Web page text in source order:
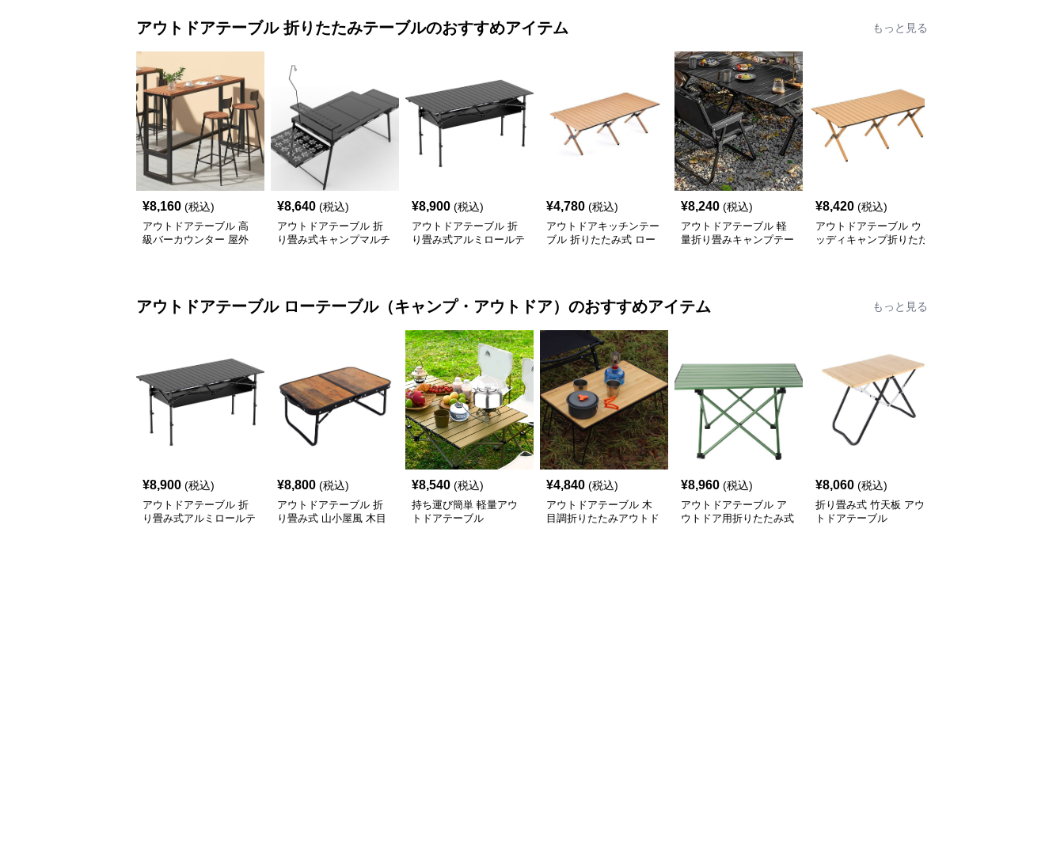
アウトドアテーブル 折りたたみテーブルのおすすめアイテム もっと見る
¥8,160 (税込)
アウトドアテーブル 高
級バーカウンター 屋外
¥8,640 (税込)
アウトドアテーブル 折
り畳み式キャンプマルチ
¥8,900 (税込)
アウトドアテーブル 折
り畳み式アルミロールテ
¥4,780 (税込)
アウトドアキッチンテー
ブル 折りたたみ式 ロー
¥8,240 (税込)
アウトドアテーブル 軽
量折り畳みキャンプテー
¥8,420 (税込)
アウトドアテーブル ウ
ッディキャンプ折りたた
アウトドアテーブル ローテーブル（キャンプ・アウトドア） のおすすめアイテム もっと見る
¥8,900 (税込)
アウトドアテーブル 折
り畳み式アルミロールテ
¥8,800 (税込)
アウトドアテーブル 折
り畳み式 山小屋風 木目
¥8,540 (税込)
持ち運び簡単 軽量アウ
トドアテーブル
¥4,840 (税込)
アウトドアテーブル 木
目調折りたたみアウトド
¥8,960 (税込)
アウトドアテーブル ア
ウトドア用折りたたみ式
¥8,060 (税込)
折り畳み式 竹天板 アウ
トドアテーブル